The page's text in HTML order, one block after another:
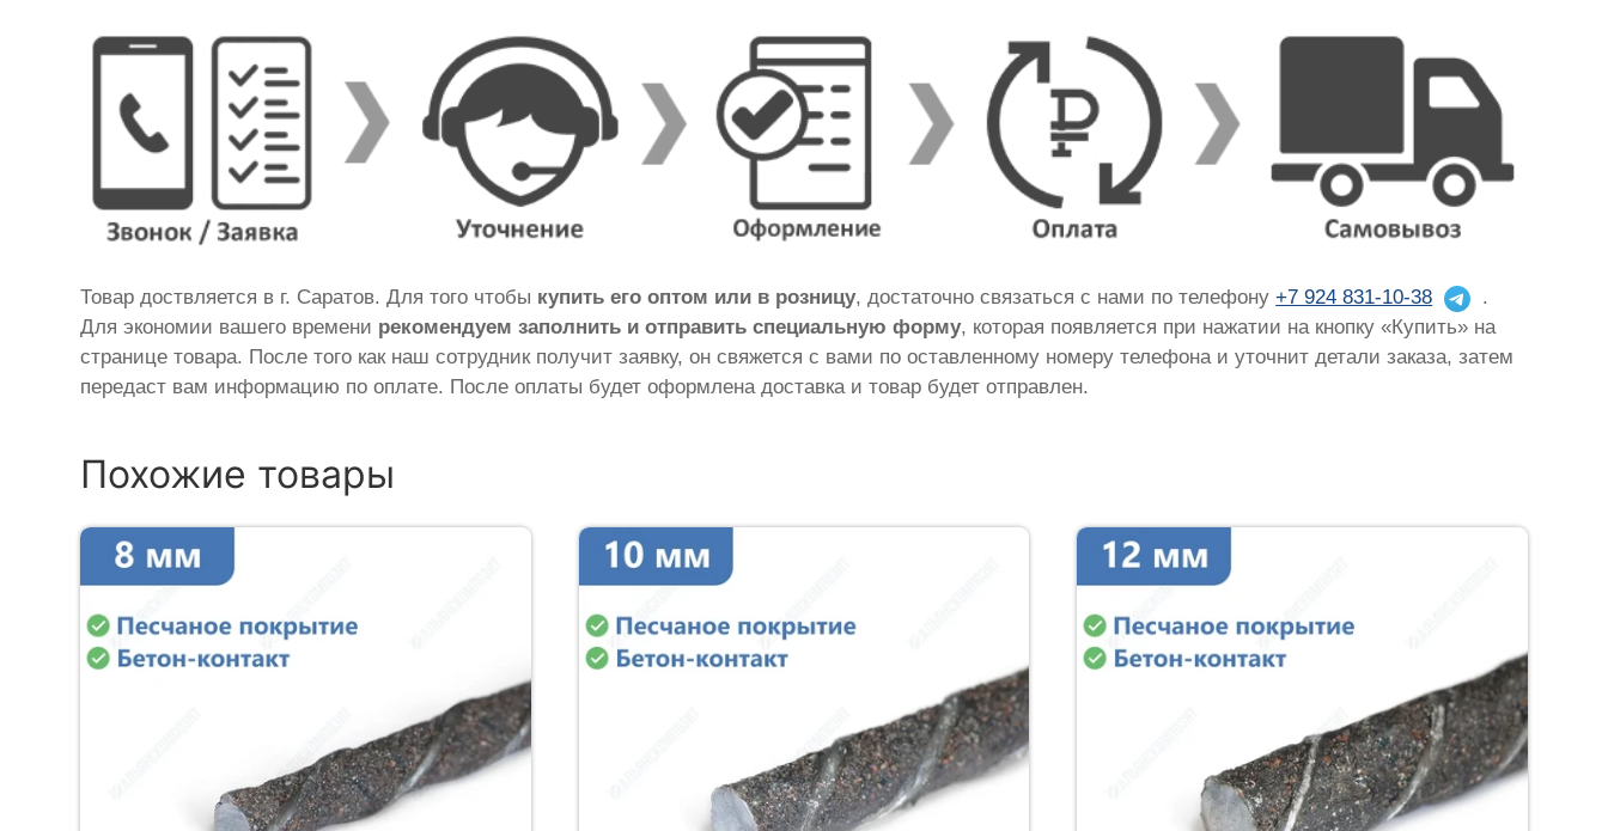
Товар доствляется в г. Саратов. Для того чтобы купить его оптом или в розницу, достаточно связаться с нами по телефону+7 924 831-10-38
.
Для экономии вашего времени рекомендуем заполнить и отправить специальную форму, которая появляется при нажатии на кнопку «Купить» на
странице товара. После того как наш сотрудник получит заявку, он свяжется с вами по оставленному номеру телефона и уточнит детали заказа, затем
передаст вам информацию по оплате. После оплаты будет оформлена доставка и товар будет отправлен.
Похожие товары